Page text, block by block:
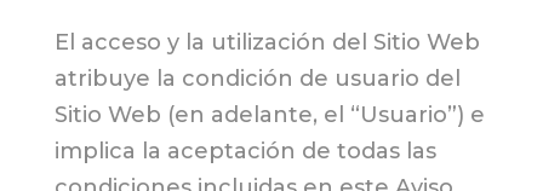
El acceso y la utilización del Sitio Web
atribuye la condición de usuario del
Sitio Web (en adelante, el “Usuario”) e
implica la aceptación de todas las